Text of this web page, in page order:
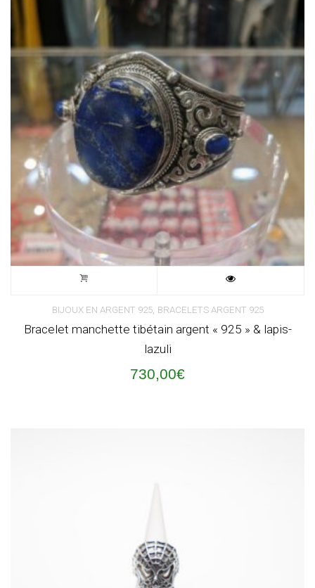
BIJOUX EN ARGENT 925, BRACELETS ARGENT 925
Bracelet manchette tibétain argent « 925 » & lapis-
lazuli
730,00€